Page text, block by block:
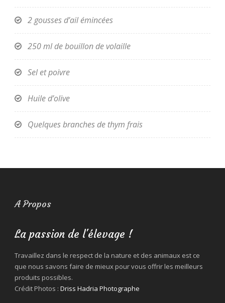
2 gousses d’ail émincées
250 ml de bouillon de volaille
Sel et poivre
Huile d’olive
Quelques branches de thym frais
A Propos
La passion de l'élevage !
Travaillez dans le respect de la nature et des animaux est ce
que nous savons faire de mieux pour vous offrir les meilleurs
produits possibles.
Crédit Photos : Driss Hadria Photographe